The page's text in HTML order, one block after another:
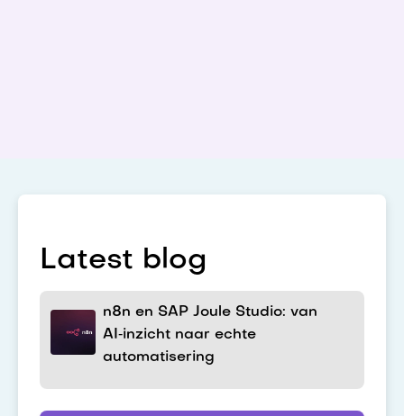
Latest blog
n8n en SAP Joule Studio: van
AI‑inzicht naar echte
automatisering